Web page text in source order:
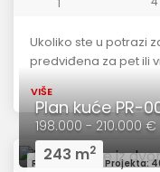
1
Ukoliko ste u potrazi
predviđena za pet ili
VIŠE
Redovna Cena Projekta:
Plan kuće PR-
198.000 - 210.000 €
243 m2